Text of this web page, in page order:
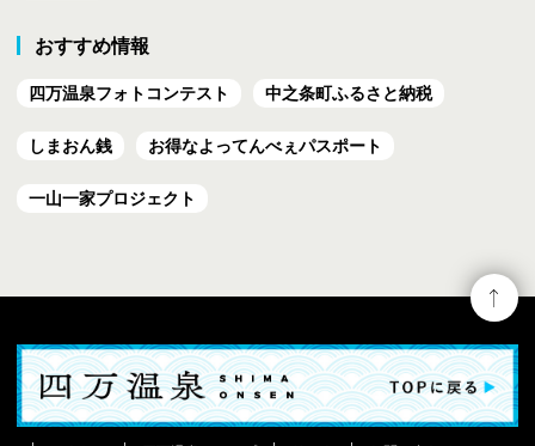
おすすめ情報
四万温泉フォトコンテスト 中之条町ふるさと納税
しまおん銭 お得なよってんべぇパスポート
一山一家プロジェクト